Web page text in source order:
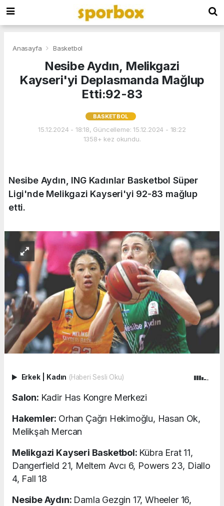
Anasayfa Basketbol
Nesibe Aydın, Melikgazi
Kayseri'yi Deplasmanda Mağlup
Etti:92-83
BASKETBOL
15.12.2024 - 18:18, Güncelleme: 15.12.2024 - 18:22
1358+ kez okundu.
Nesibe Aydın, ING Kadınlar Basketbol Süper
Ligi'nde Melikgazi Kayseri'yi 92-83 mağlup
etti.
Erkek Kadın (Haberi Sesli Oku)
Salon: Kadir Has Kongre Merkezi
Hakemler: Orhan Çağrı Hekimoğlu, Hasan Ok,
Melikşah Mercan
Melikgazi Kayseri Basketbol: Kübra Erat 11,
Dangerfield 21, Meltem Avcı 6, Powers 23, Diallo
4, Fall 18
Nesibe Aydın: Damla Gezgin 17, Wheeler 16,